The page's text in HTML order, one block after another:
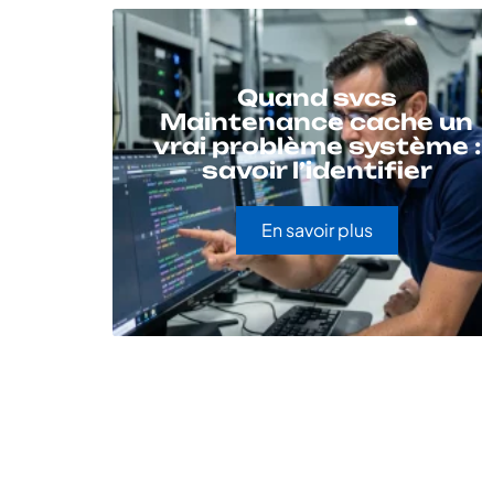
Quand svcs
Maintenance cache un
vrai problème système :
savoir l’identifier
En savoir plus